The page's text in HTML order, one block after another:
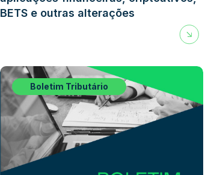
BETS e outras alterações
Boletim Tributário